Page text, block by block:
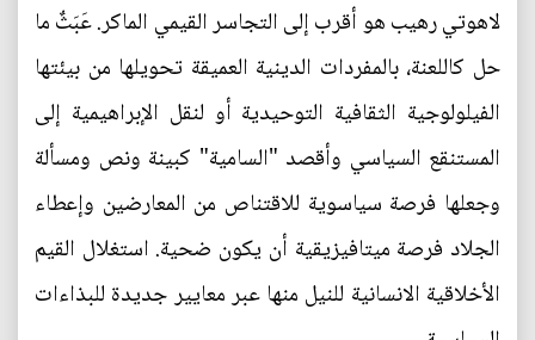
لاهوتي رهيب هو أقرب إلى التجاسر القيمي الماكر. عَبَثٌ ما
حل كاللعنة، بالمفردات الدينية العميقة تحويلها من بيئتها
الفيلولوجية الثقافية التوحيدية أو لنقل الإبراهيمية إلى
المستنقع السياسي وأقصد "السامية" كبينة ونص ومسألة
وجعلها فرصة سياسوية للاقتناص من المعارضين وإعطاء
الجلاد فرصة ميتافيزيقية أن يكون ضحية. استغلال القيم
الأخلاقية الانسانية للنيل منها عبر معايير جديدة للبذاءات